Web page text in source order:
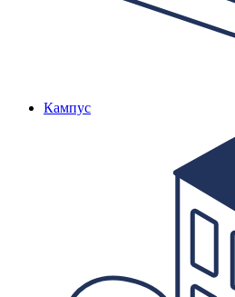
Кампус